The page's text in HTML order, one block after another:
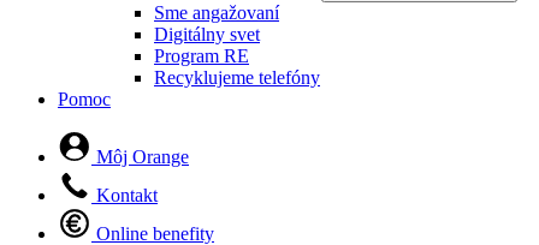
Sme angažovaní
Digitálny svet
Program RE
Recyklujeme telefóny
Pomoc
Môj Orange
Kontakt
Online benefity